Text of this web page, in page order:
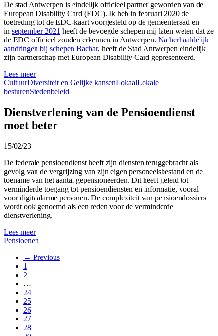
De stad Antwerpen is eindelijk officieel partner geworden van de
European Disability Card (EDC). Ik heb in februari 2020 de
toetreding tot de EDC-kaart voorgesteld op de gemeenteraad en
in september 2021 heeft de bevoegde schepen mij laten weten dat ze
de EDC officieel zouden erkennen in Antwerpen. Na herhaaldelijk
aandringen bij schepen Bachar, heeft de Stad Antwerpen eindelijk
zijn partnerschap met European Disability Card gepresenteerd.
Lees meer
CultuurDiversiteit en Gelijke kansenLokaalLokale
besturenStedenbeleid
Dienstverlening van de Pensioendienst
moet beter
15/02/23
De federale pensioendienst heeft zijn diensten teruggebracht als
gevolg van de vergrijzing van zijn eigen personeelsbestand en de
toename van het aantal gepensioneerden. Dit heeft geleid tot
verminderde toegang tot pensioendiensten en informatie, vooral
voor digitaalarme personen. De complexiteit van pensioendossiers
wordt ook genoemd als een reden voor de verminderde
dienstverlening.
Lees meer
Pensioenen
← Previous
1
2
…
24
25
26
27
28